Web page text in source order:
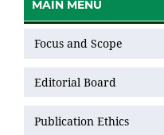
MAIN MENU
Focus and Scope
Editorial Board
Publication Ethics